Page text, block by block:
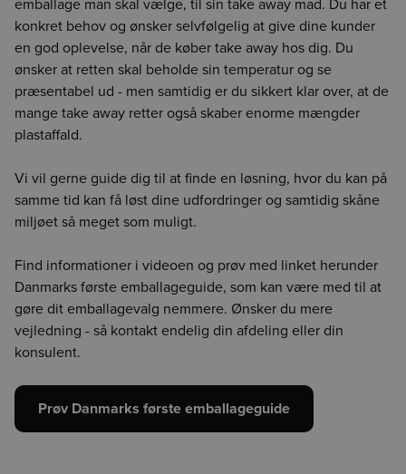
Vælg leveringsdag Luk
Video med afskrift Luk
konkret behov og ønsker selvfølgelig at give dine kunder
en god oplevelse, når de køber take away hos dig. Du
ønsker at retten skal beholde sin temperatur og se
præsentabel ud - men samtidig er du sikkert klar over, at de
mange take away retter også skaber enorme mængder
plastaffald.
Vi vil gerne guide dig til at finde en løsning, hvor du kan på
samme tid kan få løst dine udfordringer og samtidig skåne
miljøet så meget som muligt.
Find informationer i videoen og prøv med linket herunder
Danmarks første emballageguide, som kan være med til at
gøre dit emballagevalg nemmere. Ønsker du mere
vejledning - så kontakt endelig din afdeling eller din
konsulent.
Prøv Danmarks første emballageguide
Video med afskrift Luk
Video med afskrift Luk
Der skete en fejl
Login udløbet
Din session er udløbet. Log ind igen for at fortsætte med at
CO2e-beregner Luk
Værdien angiver, hvor mange kilo CO2/kuldioxid, der er
udledt ved fremskaffelse af 1 kg. drænvægt af den
pågældende råvare.
Værdien er baseret på sparsomme datakilder på området
datakvaliteten. Det er et skridt i den rigtige retning og vi
håber at kunne give dig et mere oplyst valg, når du handler
fødevarer.
efterfølgende anvendelse heraf.
Detaljevisning Luk
Vælg leveringsdag
Enhed findes ikke
Det er ikke længere muligt at lægge varen i kurven med
enheden null. Genindlæs siden for at fortsætte.
Vælg afdeling for at fortsætte
For at vise indholdet på siden skal du vælge en afdeling
BCA BCK BCS
HMR BOR CGO
Forrige